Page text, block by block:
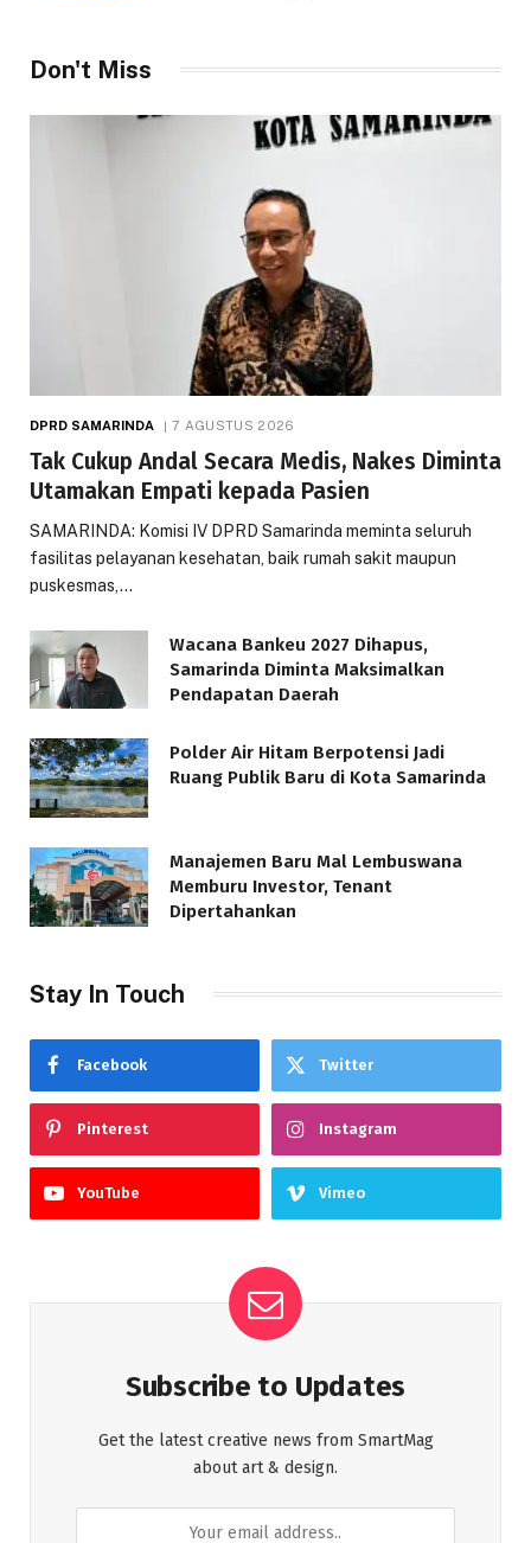
Don't Miss
DPRD SAMARINDA 7 AGUSTUS 2026
Tak Cukup Andal Secara Medis, Nakes Diminta
Utamakan Empati kepada Pasien
SAMARINDA: Komisi IV DPRD Samarinda meminta seluruh
fasilitas pelayanan kesehatan, baik rumah sakit maupun
puskesmas,…
Wacana Bankeu 2027 Dihapus,
Samarinda Diminta Maksimalkan
Pendapatan Daerah
Polder Air Hitam Berpotensi Jadi
Ruang Publik Baru di Kota Samarinda
Manajemen Baru Mal Lembuswana
Memburu Investor, Tenant
Dipertahankan
Stay In Touch
Facebook Twitter
Pinterest Instagram
YouTube Vimeo
Subscribe to Updates
Get the latest creative news from SmartMag
about art & design.